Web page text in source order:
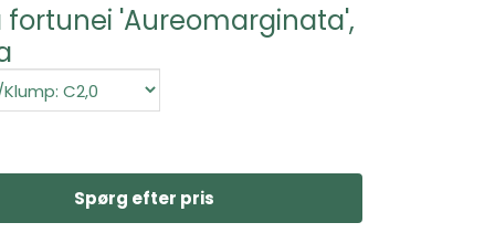
fortunei 'Aureomarginata',
Spørg efter pris